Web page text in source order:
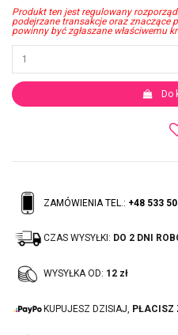
Produkt ten jest regulowany
podejrzane transakcje oraz znaczące
powinny być zgłaszane właściwemu
Do
ZAMÓWIENIA TEL.: +48 533
CZAS WYSYŁKI: DO 2 DNI
WYSYŁKA OD: 12 zł
KUPUJESZ DZISIAJ, PŁACISZ